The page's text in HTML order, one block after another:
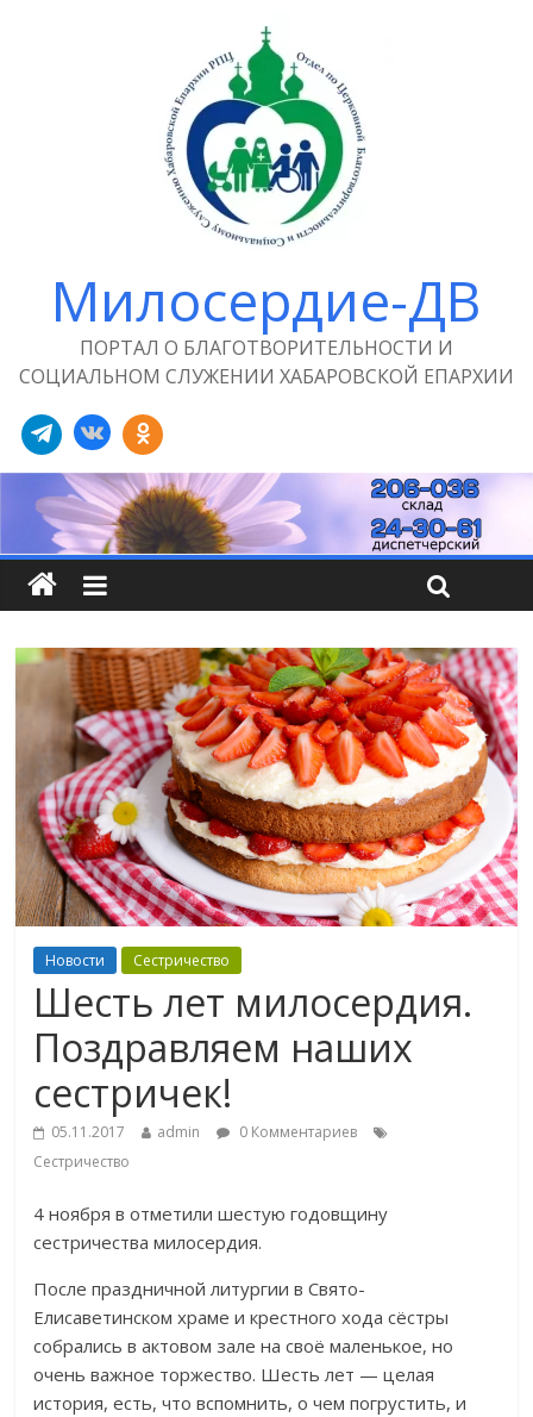
Милосердие-ДВ
ПОРТАЛ О БЛАГОТВОРИТЕЛЬНОСТИ И
СОЦИАЛЬНОМ СЛУЖЕНИИ ХАБАРОВСКОЙ ЕПАРХИИ
Новости Сестричество
Шесть лет милосердия.
Поздравляем наших
сестричек!
05.11.2017 admin
0 Комментариев
Сестричество
4 ноября в отметили шестую годовщину
сестричества милосердия.
После праздничной литургии в Свято-
Елисаветинском храме и крестного хода сёстры
собрались в актовом зале на своё маленькое, но
очень важное торжество. Шесть лет — целая
история, есть, что вспомнить, о чем погрустить, и